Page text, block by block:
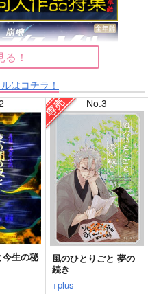
僕のヒーローアカデミア】
【原神】
【鬼滅の刃】
【呪術廻戦】
る！
はコチラ！
今生の秘
No.3
風のひとりごと 夢の
続き
+plus